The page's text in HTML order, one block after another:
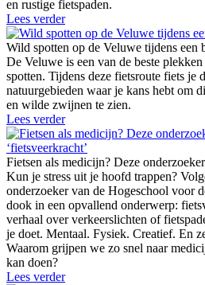
en rustige fietspaden.
Lees verder
Wild spotten op de Veluwe tijdens een
De Veluwe is een van de beste
spotten. Tijdens deze fietsroute fiets je
natuurgebieden waar je kans hebt om
en wilde zwijnen te zien.
Lees verder
Fietsen als medicijn? Deze
Kun je stress uit je hoofd trappen?
onderzoeker van de Hogeschool voor
dook in een opvallend onderwerp:
verhaal over verkeerslichten of
je doet. Mentaal. Fysiek. Creatief. En
Waarom grijpen we zo snel naar
kan doen?
Lees verder